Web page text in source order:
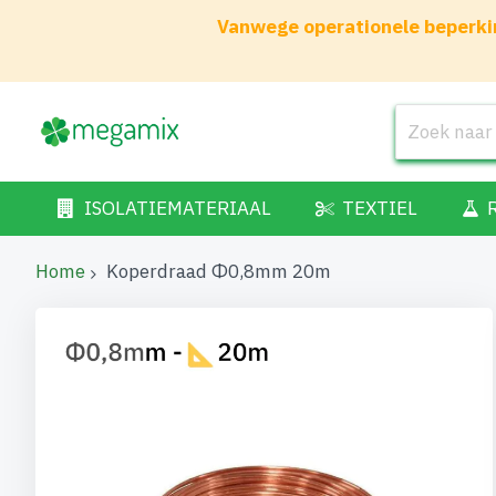
Vanwege operationele
ISOLATIEMATERIAAL TEXTIEL
Home Koperdraad Φ0,8mm 20m
Ga
naar